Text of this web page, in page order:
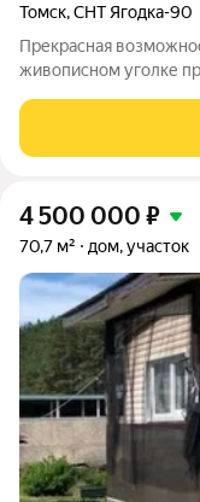
Томск,СНТ Ягодка-90
Прекрасная
живописном уголке
земельном участке 8
спокойствием и
4 500 000 ₽
70,7 м² дом, участок